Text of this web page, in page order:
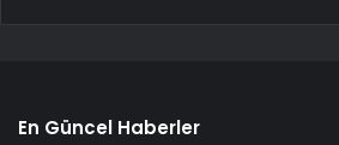
En Güncel Haberler